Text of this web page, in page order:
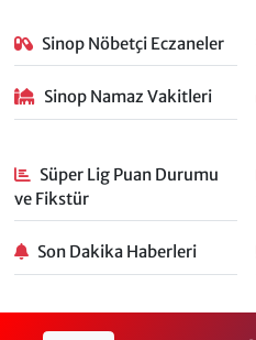
Sinop Nöbetçi Eczaneler
Sinop Namaz Vakitleri
Süper Lig Puan Durumu
ve Fikstür
Son Dakika Haberleri